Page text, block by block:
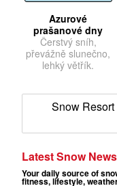
Azurové
prašanové dny
Čerstvý sníh,
převážně slunečno,
lehký větřík.
Snow